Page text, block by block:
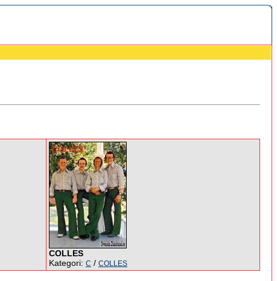
COLLES
Kategori: C / COLLES